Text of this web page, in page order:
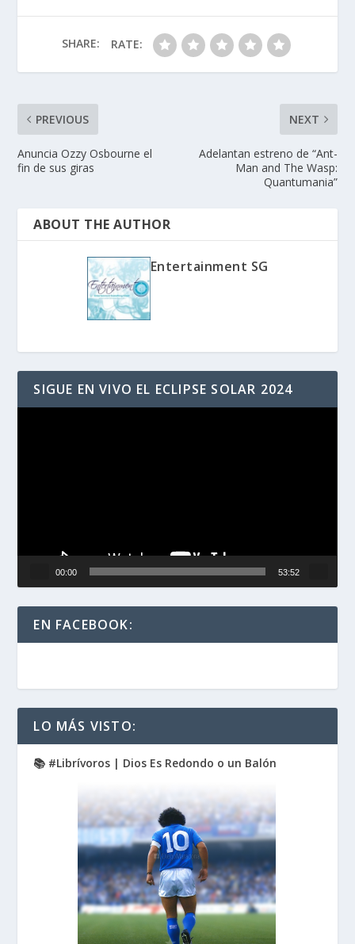
SHARE: RATE:
PREVIOUS
Anuncia Ozzy Osbourne el
fin de sus giras
NEXT
Adelantan estreno de “Ant-
Man and The Wasp:
Quantumania”
ABOUT THE AUTHOR
Entertainment SG
SIGUE EN VIVO EL ECLIPSE SOLAR 2024
00:00 53:52
EN FACEBOOK:
LO MÁS VISTO:
📚 #Librívoros | Dios Es Redondo o un Balón